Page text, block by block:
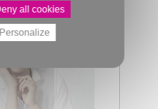
all cookies
Personalize